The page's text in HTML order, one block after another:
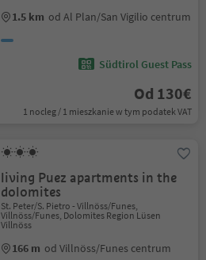
1.5 km od Al Plan/San Vigilio centrum
Südtirol Guest Pass
Od 130€
1 nocleg / 1 mieszkanie w tym podatek VAT
living Puez apartments in the
dolomites
St. Peter/S. Pietro - Villnöss/Funes,
Villnöss/Funes, Dolomites Region Lüsen
Villnöss
166 m od Villnöss/Funes centrum